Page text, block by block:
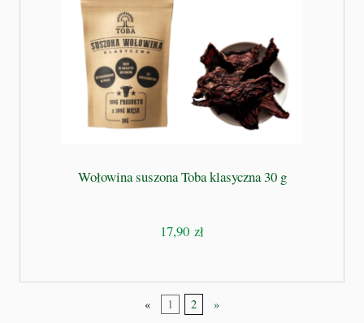
Wołowina suszona Toba klasyczna 30 g
17,90 zł
« 1 2 »